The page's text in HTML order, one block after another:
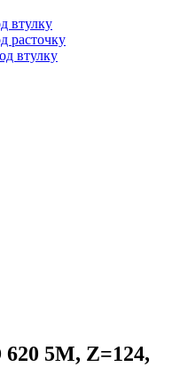
втулку
расточку
втулку
5M, Z=124,